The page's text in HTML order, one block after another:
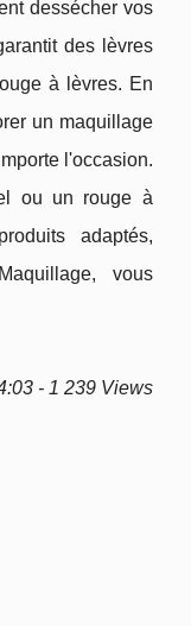
dessécher vos
des lèvres
à lèvres. En
un maquillage
l'occasion.
ou un rouge à
adaptés,
vous
- 1 239 Views